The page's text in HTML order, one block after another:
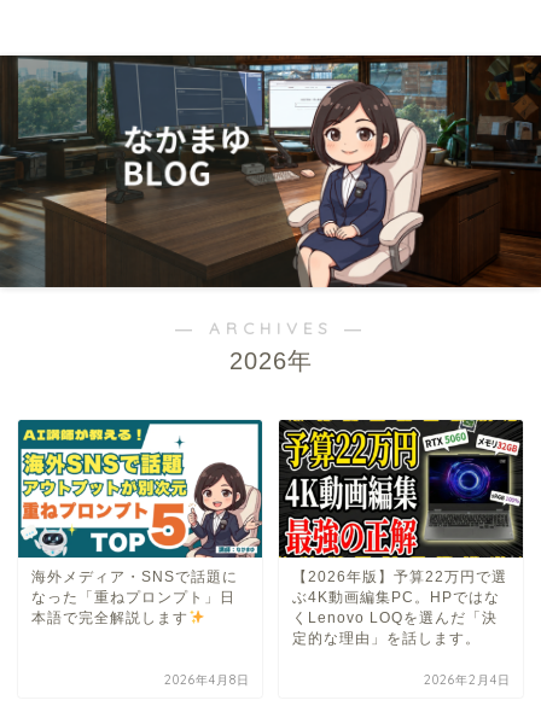
― ARCHIVES ―
2026年
海外メディア・SNSで話題に
なった「重ねプロンプト」日
本語で完全解説します
2026年4月8日
【2026年版】予算22万円で選
ぶ4K動画編集PC。HPではな
くLenovo LOQを選んだ「決
定的な理由」を話します。
2026年2月4日